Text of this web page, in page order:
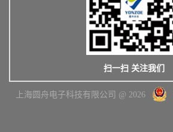
扫一扫 关注我们
上海圆舟电子科技有限公司 @ 2026